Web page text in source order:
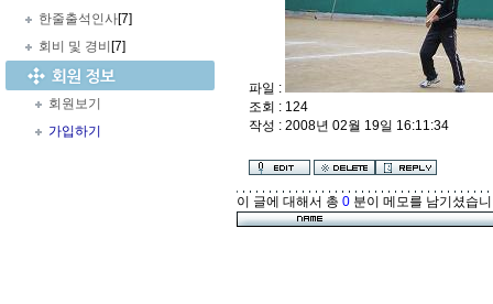
한줄출석인사[7]
회비 및 경비 [7]
회원보기
가입하기
파일 :
조회 : 124
작성 : 2008년 02월 19일 16:11:34
이 글에 대해서 총 0 분이 메모를 남기셨습